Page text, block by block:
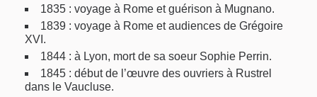
1835 : voyage à Rome et guérison à Mugnano.
1839 : voyage à Rome et audiences de Grégoire
XVI.
1844 : à Lyon, mort de sa soeur Sophie Perrin.
1845 : début de l’œuvre des ouvriers à Rustrel
dans le Vaucluse.